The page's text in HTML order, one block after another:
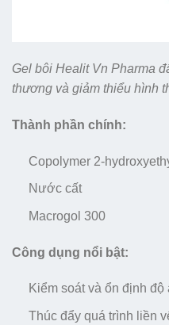
Gel bôi Healit Vn Pharma
thương và giảm thiểu hình
Thành phần chính:
Copolymer 2-
Nước cất
Macrogol 300
Công dụng nổi bật:
Kiểm soát và ổn định độ
Thúc đẩy quá trình liền